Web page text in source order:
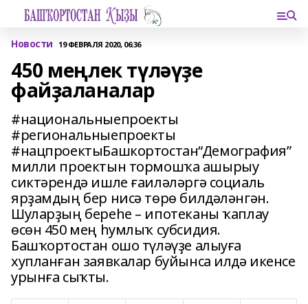
Новости 19 ФЕВРАЛЯ 2020, 06:36
450 меңлек түләүҙе
файҙаланалар
#национальныепроекты
#региональныепроекты
#нацпроектыБашкортостан“Демография”
милли проектын тормошҡа ашырыу
сиктәрендә ишле ғаиләләргә социаль
ярҙамдың бер нисә төрө билдәләнгән.
Шуларҙың береһе – ипотеканы ҡаплау
өсөн 450 мең һумлыҡ субсидия.
Башҡортостан ошо түләүҙе алыуға
хупланған заявкалар буйынса илдә икенсе
урынға сыҡты.